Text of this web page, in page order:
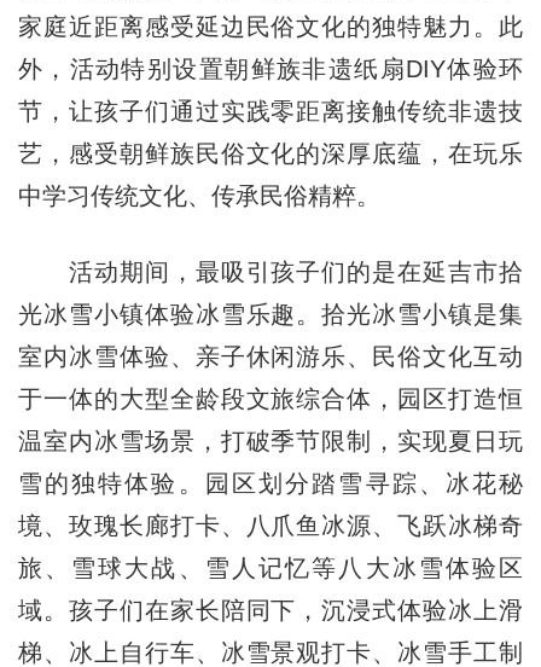
家庭近距离感受延边民俗文化的独特魅力。此
外，活动特别设置朝鲜族非遗纸扇DIY体验环
节，让孩子们通过实践零距离接触传统非遗技
艺，感受朝鲜族民俗文化的深厚底蕴，在玩乐
中学习传统文化、传承民俗精粹。
活动期间，最吸引孩子们的是在延吉市拾
光冰雪小镇体验冰雪乐趣。拾光冰雪小镇是集
室内冰雪体验、亲子休闲游乐、民俗文化互动
于一体的大型全龄段文旅综合体，园区打造恒
温室内冰雪场景，打破季节限制，实现夏日玩
雪的独特体验。园区划分踏雪寻踪、冰花秘
境、玫瑰长廊打卡、八爪鱼冰源、飞跃冰梯奇
旅、雪球大战、雪人记忆等八大冰雪体验区
域。孩子们在家长陪同下，沉浸式体验冰上滑
梯、冰上自行车、冰雪景观打卡、冰雪手工制